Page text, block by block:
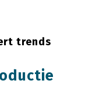
trends